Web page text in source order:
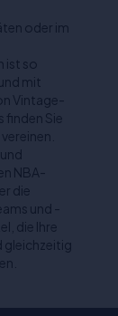
oder im
ist so
mit
Vintage-
finden Sie
NBA-
die
und -
die Ihre
gleichzeitig